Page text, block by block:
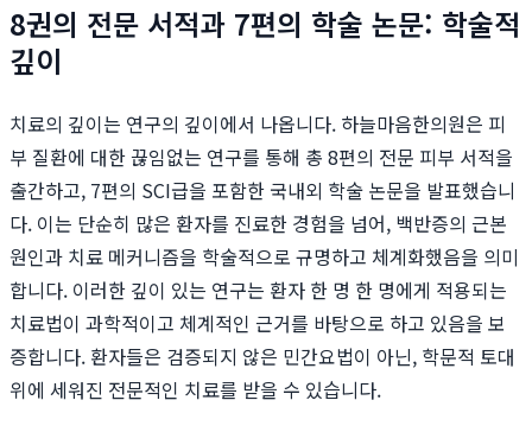
8권의 전문 서적과 7편의 학술 논문: 학술적
깊이
치료의 깊이는 연구의 깊이에서 나옵니다. 하늘마음한의원은 피
부 질환에 대한 끊임없는 연구를 통해 총 8편의 전문 피부 서적을
출간하고, 7편의 SCI급을 포함한 국내외 학술 논문을 발표했습니
다. 이는 단순히 많은 환자를 진료한 경험을 넘어, 백반증의 근본
원인과 치료 메커니즘을 학술적으로 규명하고 체계화했음을 의미
합니다. 이러한 깊이 있는 연구는 환자 한 명 한 명에게 적용되는
치료법이 과학적이고 체계적인 근거를 바탕으로 하고 있음을 보
증합니다. 환자들은 검증되지 않은 민간요법이 아닌, 학문적 토대
위에 세워진 전문적인 치료를 받을 수 있습니다.